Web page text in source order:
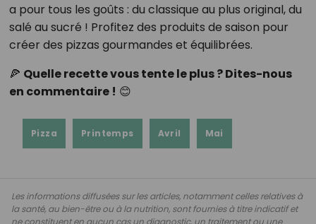
a pour tous les goûts : du classique au plus original, du
salé au sucré ! Profitez des produits de saison pour
créer des pizzas gourmandes et équilibrées.
🍕 Quelle recette vous tente le plus ? Dites-nous
en commentaire ! 😊
Pizza Printemps Avril Mai
Les informations diffusées sur les articles, notamment celles relatives à
la santé, au bien-être ou à la nutrition, sont fournies à titre indicatif et
ne constituent en aucun cas un diagnostic, un traitement ou une